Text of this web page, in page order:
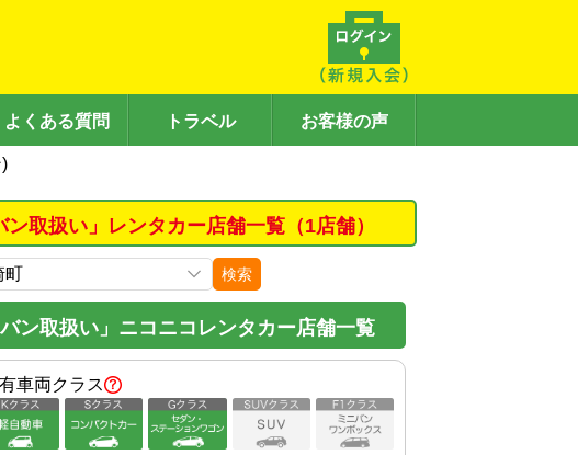
よくある質問 トラベル お客様の声
取扱い」レンタカー店舗一覧（1店舗）
検索
ン取扱い」ニコニコレンタカー店舗一覧
車両クラス